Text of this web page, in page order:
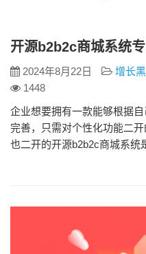
2024年8月22日 增长
1448
企业想要拥有一款能够根据
完善，只需对个性化功能二
也二开的开源b2b2c商城系统
款集灵活性和可扩展性于一
就是在域名上做限制，要么